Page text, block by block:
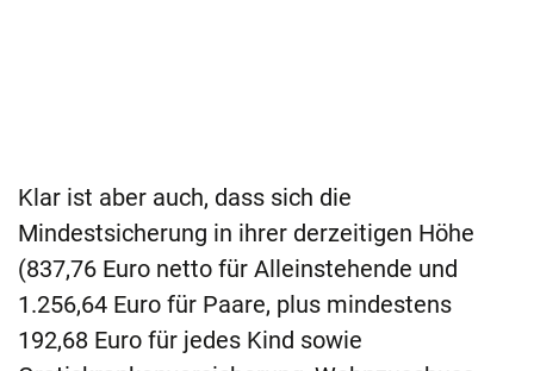
Klar ist aber auch, dass sich die
Mindestsicherung in ihrer derzeitigen Höhe
(837,76 Euro netto für Alleinstehende und
1.256,64 Euro für Paare, plus mindestens
192,68 Euro für jedes Kind sowie